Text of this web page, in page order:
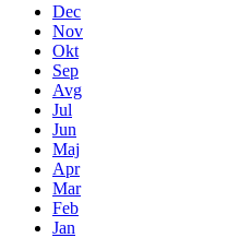
Dec
Nov
Okt
Sep
Avg
Jul
Jun
Maj
Apr
Mar
Feb
Jan